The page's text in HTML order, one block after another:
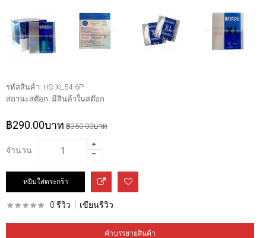
รหัสสินค้า: HS-XL54-6P
สถานะสต๊อก: มีสินค้าในสต๊อก
฿290.00บาท ฿350.00บาท
จำนวน
0 รีวิว เขียนรีวิว
คำบรรยายสินค้า